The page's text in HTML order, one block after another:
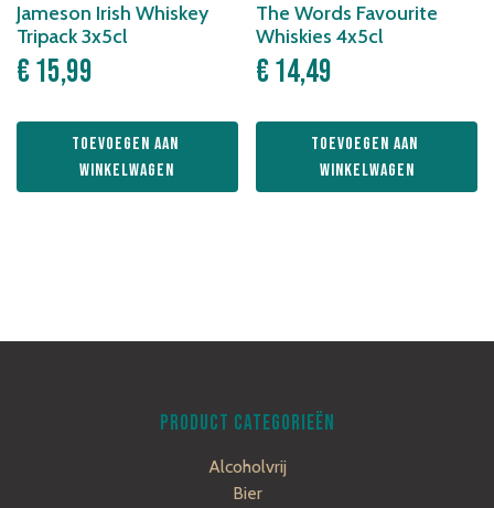
Jameson Irish Whiskey
Tripack 3x5cl
€15,99
Toevoegen aan
winkelwagen
The Words Favourite
Whiskies 4x5cl
€14,49
Toevoegen aan
winkelwagen
PRODUCT CATEGORIEËN
Alcoholvrij
Bier